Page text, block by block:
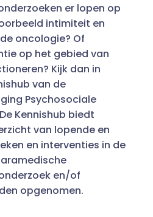
er lopen op
intimiteit en
oncologie? Of
op het gebied van
Kijk dan in
van de
Psychosociale
Kennishub biedt
van lopende en
en interventies in de
en/of
opgenomen.